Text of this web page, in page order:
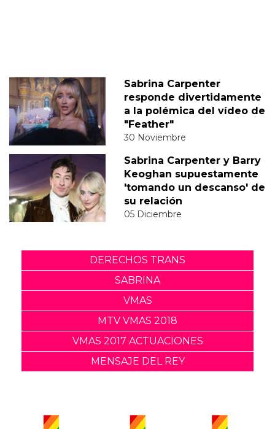
Sabrina Carpenter
responde divertidamente
a la polémica del vídeo de
"Feather"
30 Noviembre
Sabrina Carpenter y Barry
Keoghan supuestamente
'tomando un descanso' de
su relación
05 Diciembre
DERECHOS TRANS
SABRINA
VMAS
MTV VMAS 2018
VMAS 2017 ACTUACIONES
MENSAJE DEL REY